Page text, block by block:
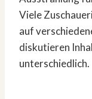
Viele
auf
diskutieren
unterschiedlich.